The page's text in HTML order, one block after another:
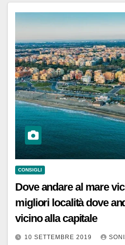
CONSIGLI
Dove andare al mare
migliori località dove
vicino alla capitale
10 SETTEMBRE 2019